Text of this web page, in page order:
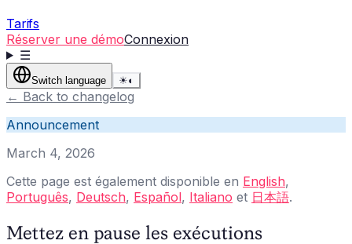
Tarifs
Réserver une démoConnexion
☰
Switch language ☀◐
← Back to changelog
Announcement
March 4, 2026
Cette page est également disponible en English,
Português, Deutsch, Español, Italiano et 日本語.
Mettez en pause les exécutions